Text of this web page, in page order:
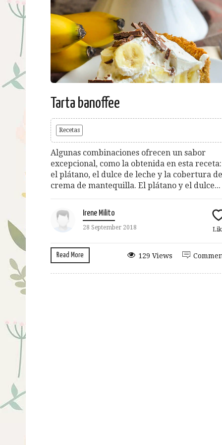
Tarta banoffee
Recetas
Algunas combinaciones ofrecen un sabor
excepcional, como la obtenida en esta receta:
el plátano, el dulce de leche y la cobertura de
crema de mantequilla. El plátano y el dulce...
Irene Milito
28 September 2018
Read More 129 Views